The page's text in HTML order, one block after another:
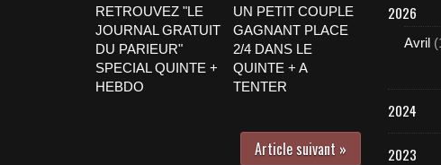
RETROUVEZ "LE
JOURNAL GRATUIT
DU PARIEUR"
SPECIAL QUINTE +
HEBDO
UN PETIT COUPLE
GAGNANT PLACE
2/4 DANS LE
QUINTE + A
TENTER
Article suivant »
2026
Avril
2024
2023